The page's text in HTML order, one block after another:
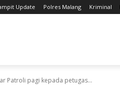
Update Polres Malang Kriminal
Patroli pagi kepada petugas...